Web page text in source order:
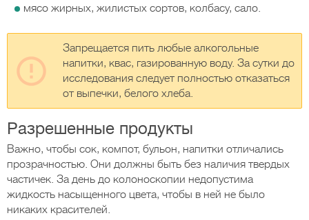
мясо жирных, жилистых сортов, колбасу, сало.
Запрещается пить любые алкогольные
напитки, квас, газированную воду. За сутки до
исследования следует полностью отказаться
от выпечки, белого хлеба.
Разрешенные продукты
Важно, чтобы сок, компот, бульон, напитки отличались
прозрачностью. Они должны быть без наличия твердых
частичек. За день до колоноскопии недопустима
жидкость насыщенного цвета, чтобы в ней не было
никаких красителей.